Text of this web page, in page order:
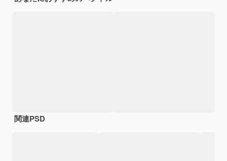
関連PSD